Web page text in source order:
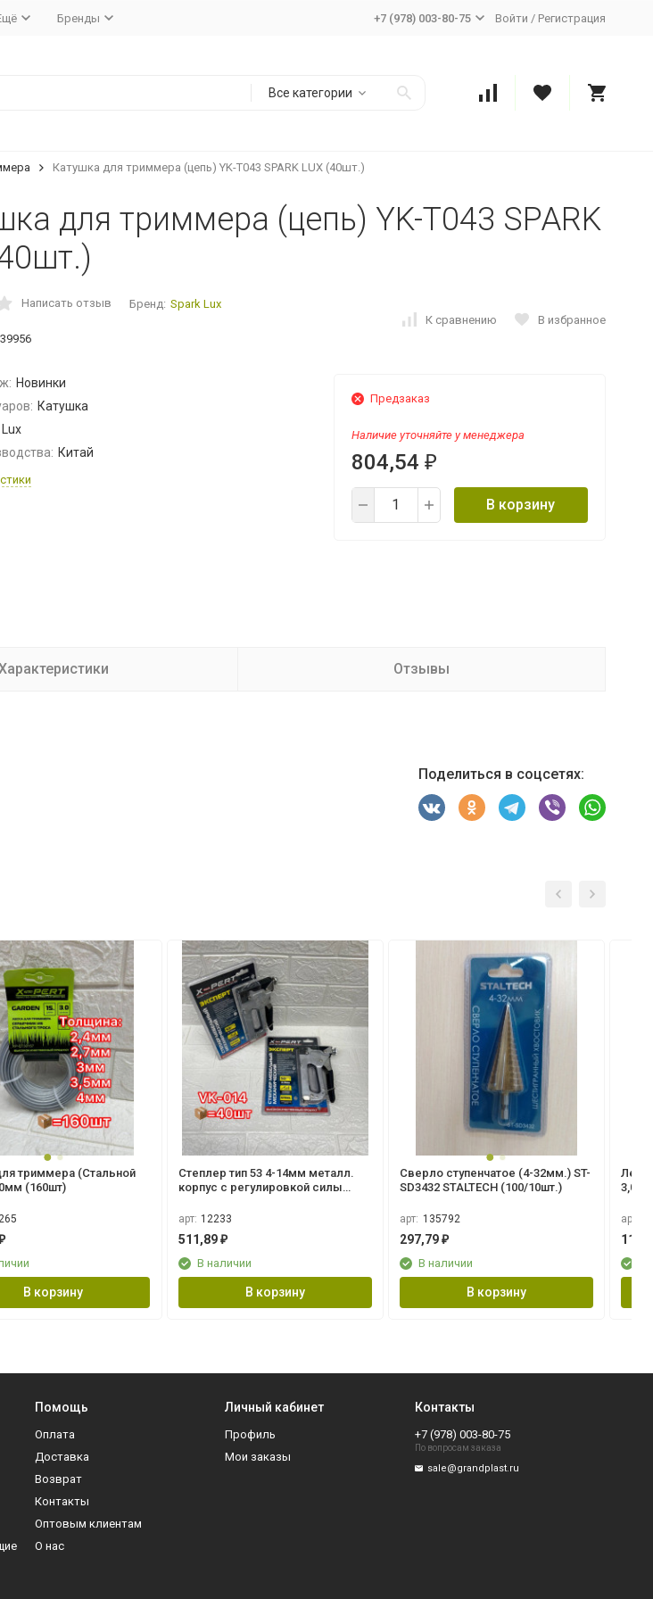
Бренды +7 (978) 003-80-75 Войти / Регистрация
Все категории
Катушка для триммера (цепь) YK-T043 SPARK LUX (40шт.)
для триммера (цепь) YK-T043 SPARK
Написать отзыв Бренд: Spark Lux
К сравнению В избранное
Новинки
Катушка
Китай
Предзаказ
Наличие уточняйте у менеджера
804,54 ₽
В корзину
Отзывы
Поделиться в соцсетях:
триммера (Стальной
(160шт)
В корзину
Степлер тип 53 4-14мм металл.
корпус с регулировкой силы
арт: 12233
511,89 ₽
В наличии
В корзину
Сверло ступенчатое (4-32мм.) ST-
SD3432 STALTECH (100/10шт.)
арт: 135792
297,79 ₽
В наличии
В корзину
арт:
Помощь
Оплата
Доставка
Возврат
Контакты
Оптовым клиентам
О нас
Личный кабинет
Профиль
Мои заказы
Контакты
+7 (978) 003-80-75
По вопросам заказа
sale@grandplast.ru